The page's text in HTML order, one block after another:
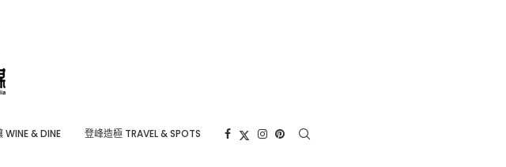
WINE & DINE 登峰造極 TRAVEL & SPOTS